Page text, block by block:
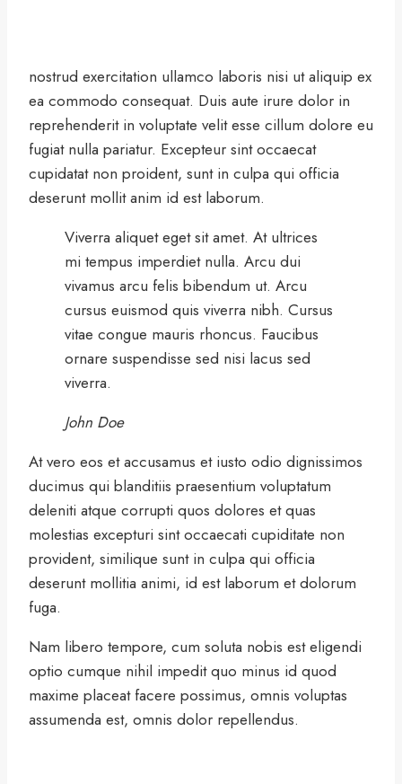
nostrud exercitation ullamco laboris nisi ut aliquip ex
ea commodo consequat. Duis aute irure dolor in
reprehenderit in voluptate velit esse cillum dolore eu
fugiat nulla pariatur. Excepteur sint occaecat
cupidatat non proident, sunt in culpa qui officia
deserunt mollit anim id est laborum.
Viverra aliquet eget sit amet. At ultrices
mi tempus imperdiet nulla. Arcu dui
vivamus arcu felis bibendum ut. Arcu
cursus euismod quis viverra nibh. Cursus
vitae congue mauris rhoncus. Faucibus
ornare suspendisse sed nisi lacus sed
viverra.
John Doe
At vero eos et accusamus et iusto odio dignissimos
ducimus qui blanditiis praesentium voluptatum
deleniti atque corrupti quos dolores et quas
molestias excepturi sint occaecati cupiditate non
provident, similique sunt in culpa qui officia
deserunt mollitia animi, id est laborum et dolorum
fuga.
Nam libero tempore, cum soluta nobis est eligendi
optio cumque nihil impedit quo minus id quod
maxime placeat facere possimus, omnis voluptas
assumenda est, omnis dolor repellendus.